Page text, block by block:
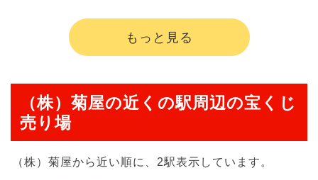
もっと見る
（株）菊屋の近くの駅周辺の宝くじ
売り場
（株）菊屋から近い順に、2駅表示しています。